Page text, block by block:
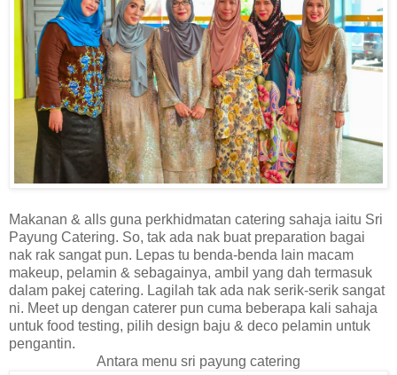
Makanan & alls guna perkhidmatan catering sahaja iaitu Sri
Payung Catering. So, tak ada nak buat preparation bagai
nak rak sangat pun. Lepas tu benda-benda lain macam
makeup, pelamin & sebagainya, ambil yang dah termasuk
dalam pakej catering. Lagilah tak ada nak serik-serik sangat
ni. Meet up dengan caterer pun cuma beberapa kali sahaja
untuk food testing, pilih design baju & deco pelamin untuk
pengantin.
Antara menu sri payung catering